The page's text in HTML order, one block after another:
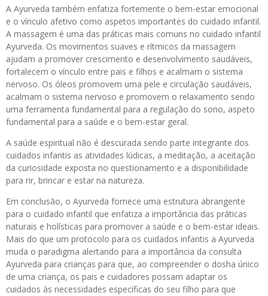
A Ayurveda também enfatiza fortemente o bem-estar emocional
e o vínculo afetivo como aspetos importantes do cuidado infantil.
A massagem é uma das práticas mais comuns no cuidado infantil
Ayurveda. Os movimentos suaves e rítmicos da massagem
ajudam a promover crescimento e desenvolvimento saudáveis,
fortalecem o vínculo entre pais e filhos e acalmam o sistema
nervoso. Os óleos promovem uma pele e circulação saudáveis,
acalmam o sistema nervoso e promovem o relaxamento sendo
uma ferramenta fundamental para a regulação do sono, aspeto
fundamental para a saúde e o bem-estar geral.
A saúde espiritual não é descurada sendo parte integrante dos
cuidados infantis as atividades lúdicas, a meditação, a aceitação
da curiosidade exposta no questionamento e a disponibilidade
para rir, brincar e estar na natureza.
Em conclusão, o Ayurveda fornece uma estrutura abrangente
para o cuidado infantil que enfatiza a importância das práticas
naturais e holísticas para promover a saúde e o bem-estar ideais.
Mais do que um protocolo para os cuidados infantis a Ayurveda
muda o paradigma alertando para a importância da consulta
Ayurveda para crianças para que, ao compreender o dosha único
de uma criança, os pais e cuidadores possam adaptar os
cuidados às necessidades específicas do seu filho para que